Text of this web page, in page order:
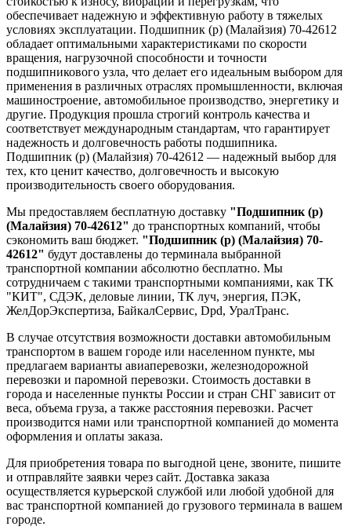
обеспечивает надежную и эффективную работу в тяжелых
условиях эксплуатации. Подшипник (р) (Малайзия) 70-42612
обладает оптимальными характеристиками по скорости
вращения, нагрузочной способности и точности
подшипникового узла, что делает его идеальным выбором для
применения в различных отраслях промышленности, включая
машиностроение, автомобильное производство, энергетику и
другие. Продукция прошла строгий контроль качества и
соответствует международным стандартам, что гарантирует
надежность и долговечность работы подшипника.
Подшипник (р) (Малайзия) 70-42612 — надежный выбор для
тех, кто ценит качество, долговечность и высокую
производительность своего оборудования.
Мы предоставляем бесплатную доставку "Подшипник (р)
(Малайзия) 70-42612" до транспортных компаний, чтобы
сэкономить ваш бюджет. "Подшипник (р) (Малайзия) 70-
42612" будут доставлены до терминала выбранной
транспортной компании абсолютно бесплатно. Мы
сотрудничаем с такими транспортными компаниями, как ТК
"КИТ", СДЭК, деловые линии, ТК луч, энергия, ПЭК,
ЖелДорЭкспертиза, БайкалСервис, Dpd, УралТранс.
В случае отсутствия возможности доставки автомобильным
транспортом в вашем городе или населенном пункте, мы
предлагаем варианты авиаперевозки, железнодорожной
перевозки и паромной перевозки. Стоимость доставки в
города и населенные пункты России и стран СНГ зависит от
веса, объема груза, а также расстояния перевозки. Расчет
производится нами или транспортной компанией до момента
оформления и оплаты заказа.
Для приобретения товара по выгодной цене, звоните, пишите
и отправляйте заявки через сайт. Доставка заказа
осуществляется курьерской службой или любой удобной для
вас транспортной компанией до грузового терминала в вашем
городе.